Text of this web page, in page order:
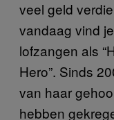
veel geld
vandaag vind
lofzangen als
Hero”. Sinds
van haar
hebben